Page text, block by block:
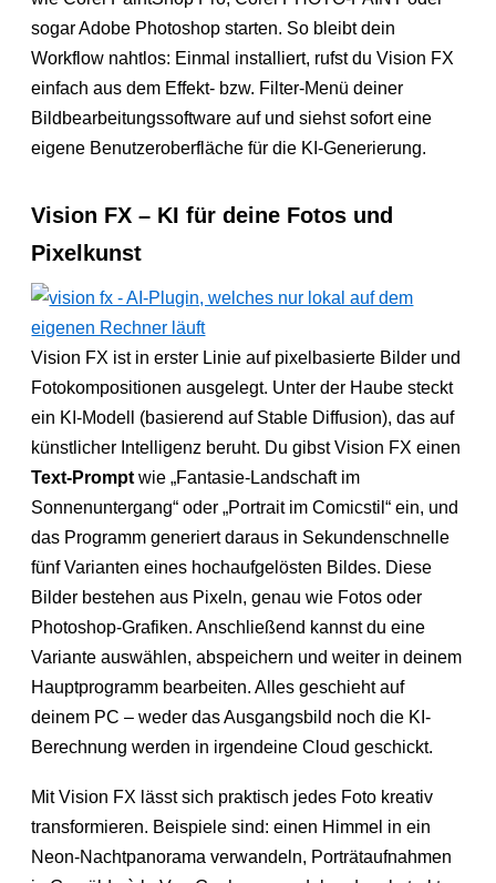
sogar Adobe Photoshop starten. So bleibt dein
Workflow nahtlos: Einmal installiert, rufst du Vision FX
einfach aus dem Effekt- bzw. Filter-Menü deiner
Bildbearbeitungssoftware auf und siehst sofort eine
eigene Benutzeroberfläche für die KI-Generierung.
Vision FX – KI für deine Fotos und
Pixelkunst
Vision FX ist in erster Linie auf pixelbasierte Bilder und
Fotokompositionen ausgelegt. Unter der Haube steckt
ein KI-Modell (basierend auf Stable Diffusion), das auf
künstlicher Intelligenz beruht. Du gibst Vision FX einen
Text-Prompt wie „Fantasie-Landschaft im
Sonnenuntergang“ oder „Portrait im Comicstil“ ein, und
das Programm generiert daraus in Sekundenschnelle
fünf Varianten eines hochaufgelösten Bildes. Diese
Bilder bestehen aus Pixeln, genau wie Fotos oder
Photoshop-Grafiken. Anschließend kannst du eine
Variante auswählen, abspeichern und weiter in deinem
Hauptprogramm bearbeiten. Alles geschieht auf
deinem PC – weder das Ausgangsbild noch die KI-
Berechnung werden in irgendeine Cloud geschickt.
Mit Vision FX lässt sich praktisch jedes Foto kreativ
transformieren. Beispiele sind: einen Himmel in ein
Neon-Nachtpanorama verwandeln, Porträtaufnahmen